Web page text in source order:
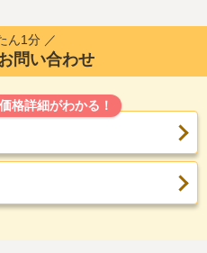
ん1分 ／
問い合わせ
格詳細がわかる！